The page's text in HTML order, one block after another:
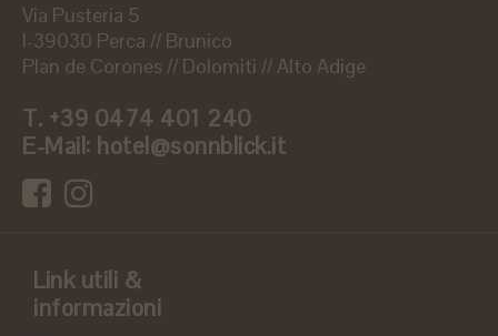
Via Pusteria 5
I-39030 Perca // Brunico
Plan de Corones // Dolomiti // Alto Adige
T. +39 0474 401 240
E-Mail: hotel@sonnblick.it
Link utili &
informazioni